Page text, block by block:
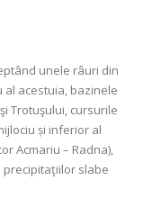
unele râuri din
al acestuia, bazinele
Trotuşului, cursurile
și inferior al
Acmariu – Radna),
precipitaţiilor slabe